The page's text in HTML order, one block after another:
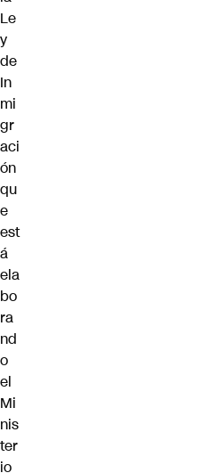
Le
y
de
In
mi
gr
aci
ón
qu
e
est
á
ela
bo
ra
nd
o
el
Mi
nis
ter
io